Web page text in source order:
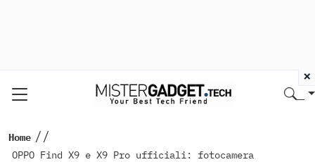
Home //
OPPO Find X9 e X9 Pro ufficiali: fotocamera
×